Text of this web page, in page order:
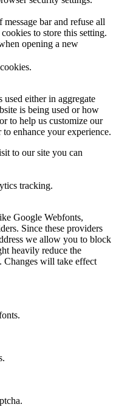
bar and refuse all
to store this setting.
opening a new
either in aggregate
is being used or how
to help us customize our
enhance your experience.
to our site you can
tracking.
Google Webfonts,
Since these providers
we allow you to block
heavily reduce the
Changes will take effect